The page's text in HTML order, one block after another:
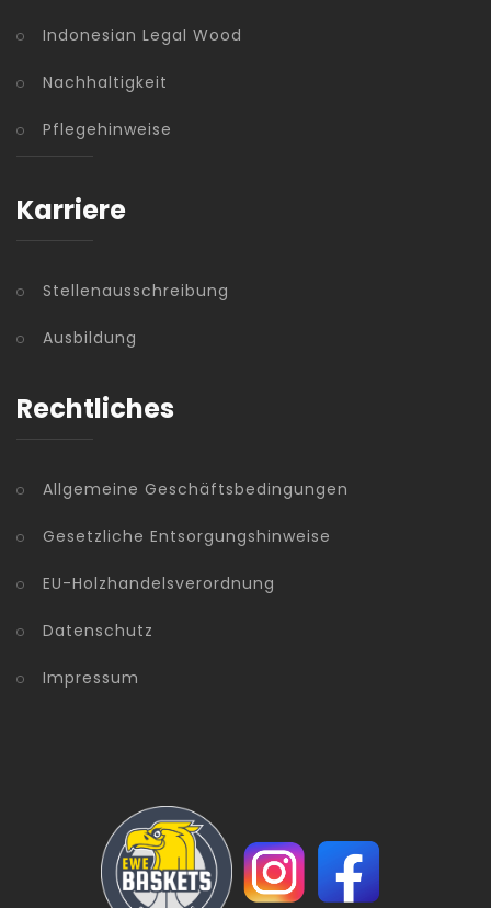
Indonesian Legal Wood
Nachhaltigkeit
Pflegehinweise
Karriere
Stellenausschreibung
Ausbildung
Rechtliches
Allgemeine Geschäftsbedingungen
Gesetzliche Entsorgungshinweise
EU-Holzhandelsverordnung
Datenschutz
Impressum